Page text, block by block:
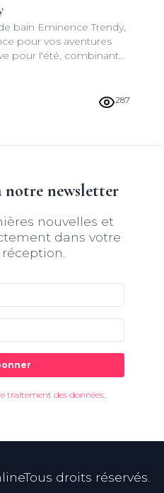
bain Eminence Trendy,
pour vos aventures
pour l'été, combinant
287
notre newsletter
nouvelles et
dans votre
traitement des données.
droits réservés.